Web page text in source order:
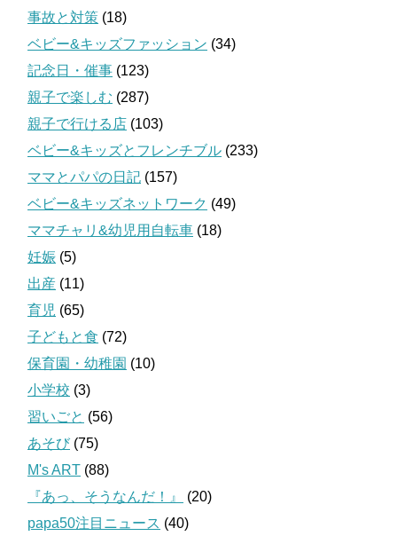
事故と対策 (18)
ベビー&キッズファッション (34)
記念日・催事 (123)
親子で楽しむ (287)
親子で行ける店 (103)
ベビー&キッズとフレンチブル (233)
ママとパパの日記 (157)
ベビー&キッズネットワーク (49)
ママチャリ&幼児用自転車 (18)
妊娠 (5)
出産 (11)
育児 (65)
子どもと食 (72)
保育園・幼稚園 (10)
小学校 (3)
習いごと (56)
あそび(75)
M's ART (88)
『あっ、そうなんだ！』
(20)
papa50注目ニュース (40)